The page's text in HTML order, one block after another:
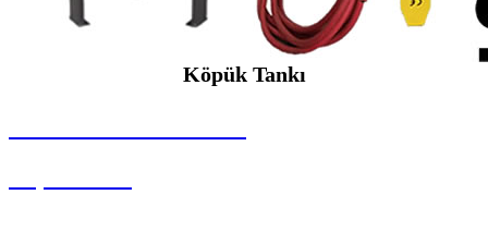
Köpük Tankı